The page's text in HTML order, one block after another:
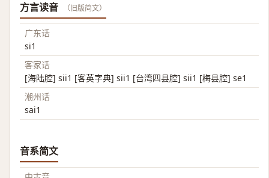
方言读音 （旧版简文）
广东话
si1
客家话
[海陆腔] sii1 [客英字典] sii1 [台湾四县腔] sii1 [梅县腔] se1
潮州话
sai1
音系简文